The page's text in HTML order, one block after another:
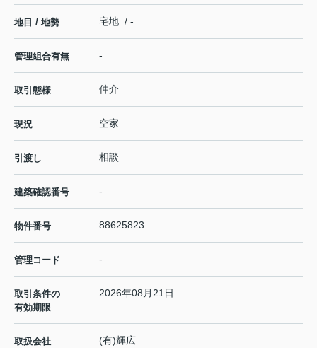
地目 / 地勢 宅地 / -
管理組合有無 -
取引態様 仲介
現況 空家
引渡し 相談
建築確認番号 -
物件番号 88625823
管理コード -
取引条件の
有効期限
2026年08月21日
取扱会社
(有)輝広